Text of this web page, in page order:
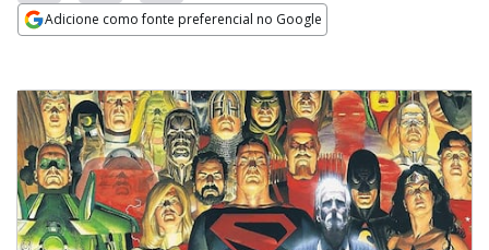
Adicione como fonte preferencial no Google